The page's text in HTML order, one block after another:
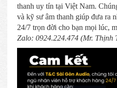
thanh uy tín tại Việt Nam.
và kỹ sư âm thanh giúp đưa ra
24/7 trọn đời cho bạn mọi lúc,
Zalo: 0924.224.474 (Mr. Thịnh